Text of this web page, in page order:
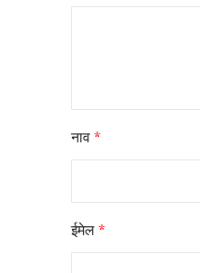
नाव *
ईमेल *